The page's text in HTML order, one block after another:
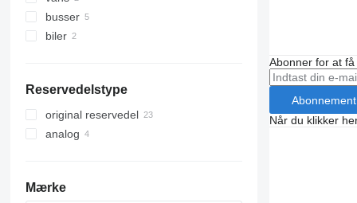
busser
biler
Reservedelstype
original reservedel
analog
Mærke
Abonner for at
Abonnement
Når du klikker